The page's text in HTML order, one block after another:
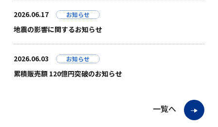
2026.06.17 お知らせ
地震の影響に関するお知らせ
2026.06.03 お知らせ
累積販売額 120億円突破のお知らせ
一覧へ